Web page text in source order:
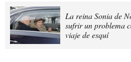
La reina Sonia de
sufrir un problema
viaje de esquí